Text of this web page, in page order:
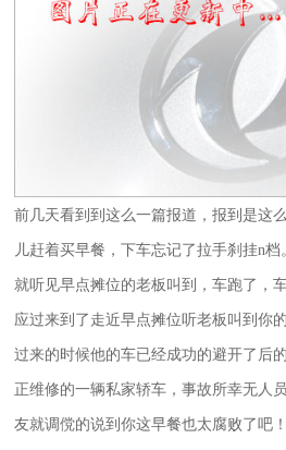
前几天看到到这么一篇报道，报到是这
儿赶着买早餐，下车忘记了拉手刹挂n档
就听见早点摊位的老板叫到，车跑了，
应过来到了走近早点摊位听老板叫到你
过来的时候他的车已经成功的避开了后
正维修的一辆私家轿车，事故所幸无人
友就调傥的说到你这早餐也太腐败了吧